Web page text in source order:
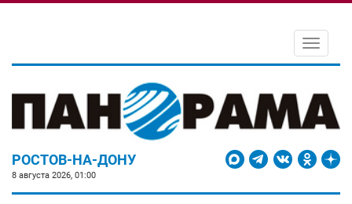
Toggle
РОСТОВ-НА-ДОНУ
8 августа 2026, 01:00